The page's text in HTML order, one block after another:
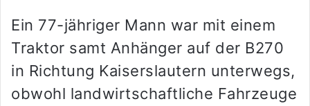
Ein 77-jähriger Mann war mit einem
Traktor samt Anhänger auf der B270
in Richtung Kaiserslautern unterwegs,
obwohl landwirtschaftliche Fahrzeuge